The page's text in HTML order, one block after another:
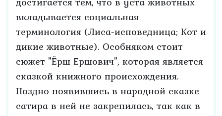
вкладывается социальная
терминология (Лиса-исповедница; Кот и
дикие животные). Особняком стоит
сюжет "Ёрш Ершович", которая является
сказкой книжного происхождения.
Поздно появившись в народной сказке
сатира в ней не закрепилась, так как в